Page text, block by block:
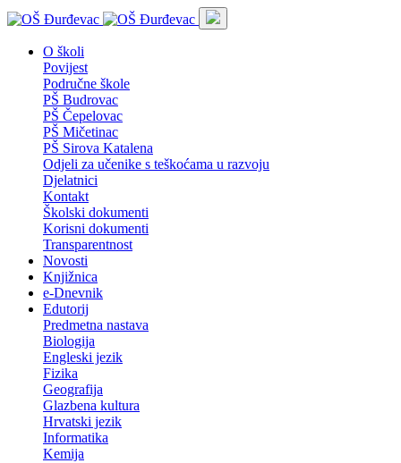
O školi
Povijest
Područne škole
PŠ Budrovac
PŠ Čepelovac
PŠ Mičetinac
PŠ Sirova Katalena
Odjeli za učenike s teškoćama u razvoju
Djelatnici
Kontakt
Školski dokumenti
Korisni dokumenti
Transparentnost
Novosti
Knjižnica
e-Dnevnik
Edutorij
Predmetna nastava
Biologija
Engleski jezik
Fizika
Geografija
Glazbena kultura
Hrvatski jezik
Informatika
Kemija